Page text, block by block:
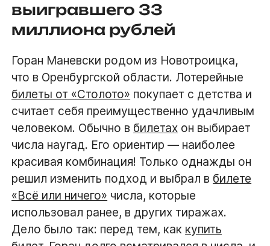
выигравшего 33
миллиона рублей
Горан Маневски родом из Новотроицка,
что в Оренбургской области. Лотерейные
билеты от «Столото» покупает с детства и
считает себя преимущественно удачливым
человеком. Обычно в билетах он выбирает
числа наугад. Его ориентир — наиболее
красивая комбинация! Только однажды он
решил изменить подход и выбрал в билете
«Всё или ничего» числа, которые
использовал ранее, в других тиражах.
Дело было так: перед тем, как купить